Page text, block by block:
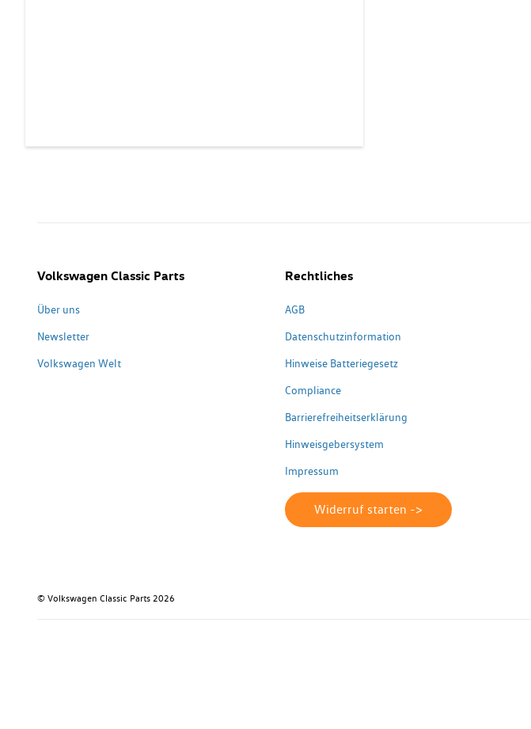
Volkswagen Classic Parts
Über uns
Newsletter
Volkswagen Welt
Rechtliches
AGB
Datenschutzinformation
Hinweise Batteriegesetz
Compliance
Barrierefreiheitserklärung
Hinweisgebersystem
Impressum
Widerruf starten ->
© Volkswagen Classic Parts 2026